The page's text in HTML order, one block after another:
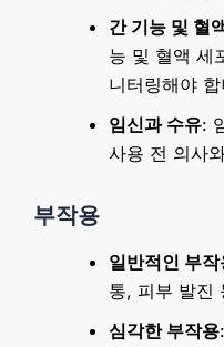
간 기능 및 혈
능 및 혈액 세
니터링해야
임신과 수유:
사용 전 의사
부작용
일반적인 부작
통, 피부 발진
심각한 부작용